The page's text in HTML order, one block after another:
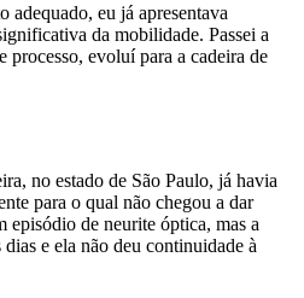
adequado, eu já apresentava
da mobilidade. Passei a
processo, evoluí para a cadeira de
no estado de São Paulo, já havia
para o qual não chegou a dar
episódio de neurite óptica, mas a
e ela não deu continuidade à